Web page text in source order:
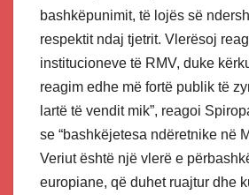
bashkëpunimit, të lojës së
respektit ndaj tjetrit. Vlerësoj
institucioneve të RMV, duke
reagim edhe më fortë publik të
lartë të vendit mik”, reagoi
se “bashkëjetesa ndëretnike në
Veriut është një vlerë e
europiane, që duhet ruajtur dhe